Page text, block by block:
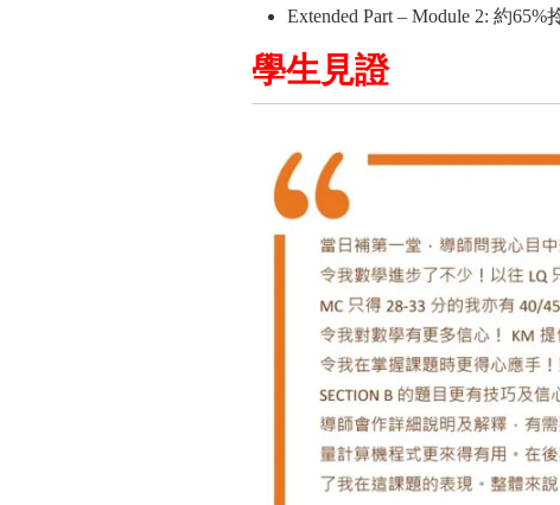
Extended Part – Module 2: 約65%
學生見證